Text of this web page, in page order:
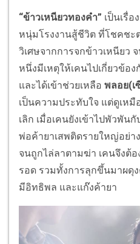
“ข้าวเหนียวทองคำ” เป็นเรื่อ
หนุ่มโรงงานสู้ชีวิต ที่โชคชะ
วิเศษจากการจกข้าวเหนียว
หนึ่งมีเหตุให้เคนไปเกี่ยวข้อ
และได้เข้าช่วยเหลือ พลอย(เ
เป็นความประทับใจ แต่ดูเห
เลิก เมื่อเคนยังเข้าไปพัวพัน
พ่อค้ายาเสพติดรายใหญ่อย่าง
จนถูกไล่ลาตามฆ่า เคนจึงต้อ
รอด รวมทั้งการลุกขึ้นมาผดุ
มีอิทธิพล และแก๊งค้ายา